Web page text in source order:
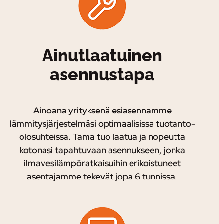
Ainutlaatuinen
asennustapa
Ainoana yrityksenä esiasennamme
lämmitysjärjestelmäsi optimaalisissa tuotanto-
olosuhteissa. Tämä tuo laatua ja nopeutta
kotonasi tapahtuvaan asennukseen, jonka
ilmavesilämpöratkaisuihin erikoistuneet
asentajamme tekevät jopa 6 tunnissa.